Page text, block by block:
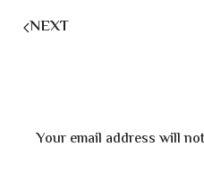
NEXT
Your email address will